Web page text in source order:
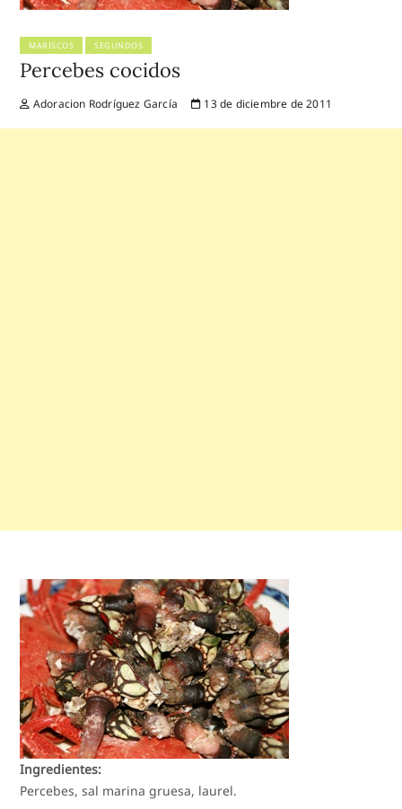
MARISCOS SEGUNDOS
Percebes cocidos
Adoracion Rodríguez García 13 de diciembre de 2011
Ingredientes:
Percebes, sal marina gruesa, laurel.